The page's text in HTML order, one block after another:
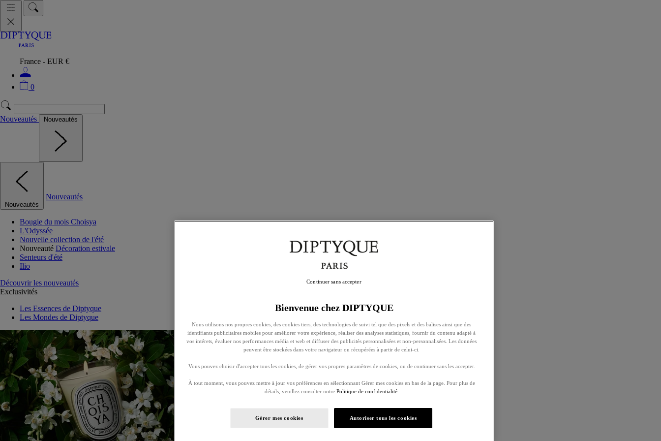
France - EUR €
0
Nouveautés Nouveautés
Nouveautés
Nouveautés
Bougie du mois Choisya
L'Odyssée
Nouvelle collection de l'été
Nouveauté Décoration estivale
Senteurs d'été
Ilio
Découvrir les nouveautés
Exclusivités
Les Essences de Diptyque
Les Mondes de Diptyque
Bienvenue chez DIPTYQUE
Nous utilisons nos propres cookies, des cookies tiers, des technologies de suivi tel que des pixels et des balises ainsi que des
identifiants publicitaires mobiles pour améliorer votre expérience, réaliser des analyses statistiques, fournir du contenu adapté à
vos intérets, évaluer nos performances média et web et diffuser des publicités personnalisées et non-personnalisées. Les données
peuvent être stockées dans votre navigateur ou récupérées à partir de celui-ci.
Vous pouvez choisir d'accepter tous les cookies, de gérer vos propres paramètres de cookies, ou de continuer sans les accepter.
À tout moment, vous pouvez mettre à jour vos préférences en sélectionnant Gérer mes cookies en bas de la page. Pour plus de
détails, veuillez consulter notre Politique de confidentialité.
Gérer mes cookies Autoriser tous les cookies
Continuer sans accepter